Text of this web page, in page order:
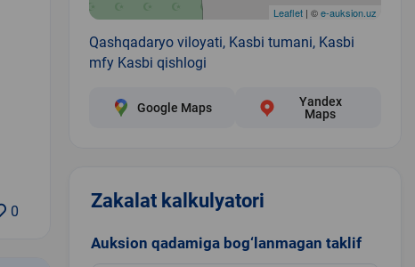
0
Leaflet| ©e-auksion.uz
Qashqadaryo viloyati, Kasbi tumani, Kasbi
mfy Kasbi qishlogi
Google Maps
Yandex
Maps
Zakalat kalkulyatori
Auksion qadamiga bog‘lanmagan taklif